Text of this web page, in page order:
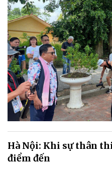
Hà Nội: Khi sự thân
điểm đến